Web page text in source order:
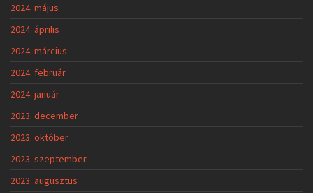
2024. május
2024. április
2024. március
2024. február
2024. január
2023. december
2023. október
2023. szeptember
2023. augusztus